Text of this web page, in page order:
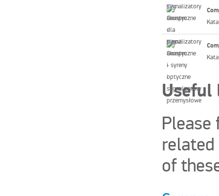
Useful
of